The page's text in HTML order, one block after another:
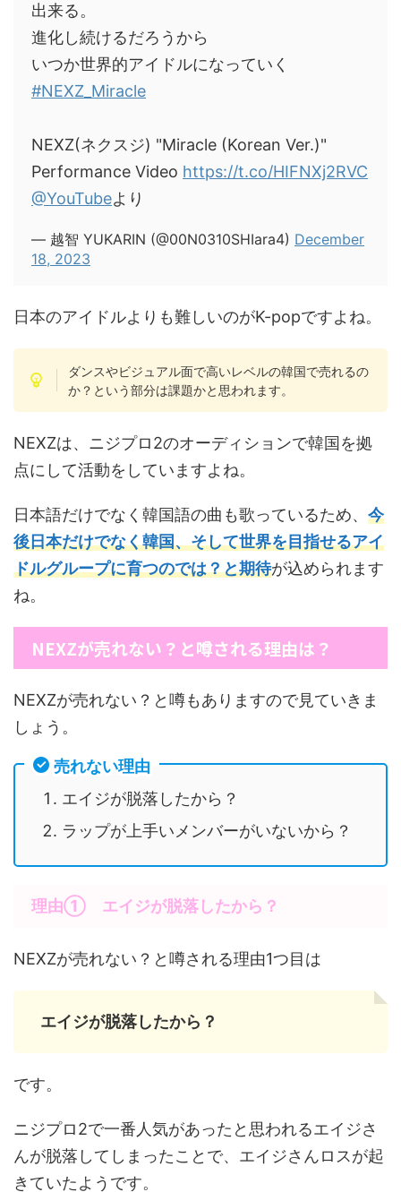
出来る。
進化し続けるだろうから
いつか世界的アイドルになっていく
#NEXZ_Miracle
NEXZ(ネクスジ) "Miracle (Korean Ver.)"
Performance Video https://t.co/HIFNXj2RVC
@YouTubeより
— 越智 YUKARIN (@00N0310SHIara4) December
18, 2023
日本のアイドルよりも難しいのがK-popですよね。
ダンスやビジュアル面で高いレベルの韓国で売れるの
か？という部分は課題かと思われます。
NEXZは、ニジプロ2のオーディションで韓国を拠
点にして活動をしていますよね。
日本語だけでなく韓国語の曲も歌っているため、 今
後日本だけでなく韓国、そして世界を目指せるアイ
ドルグループに育つのでは？と期待が込められます
ね。
NEXZが売れない？と噂される理由は？
NEXZが売れない？と噂もありますので見ていきま
しょう。
売れない理由
エイジが脱落したから？
ラップが上手いメンバーがいないから？
理由① エイジが脱落したから？
NEXZが売れない？と噂される理由1つ目は
エイジが脱落したから？
です。
ニジプロ2で一番人気があったと思われるエイジさ
んが脱落してしまったことで、エイジさんロスが起
きていたようです。